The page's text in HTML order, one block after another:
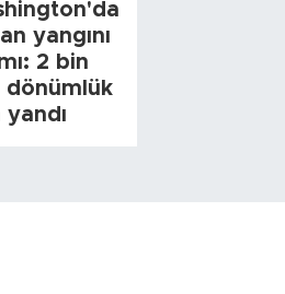
yangını
2 bin
dönümlük
yandı